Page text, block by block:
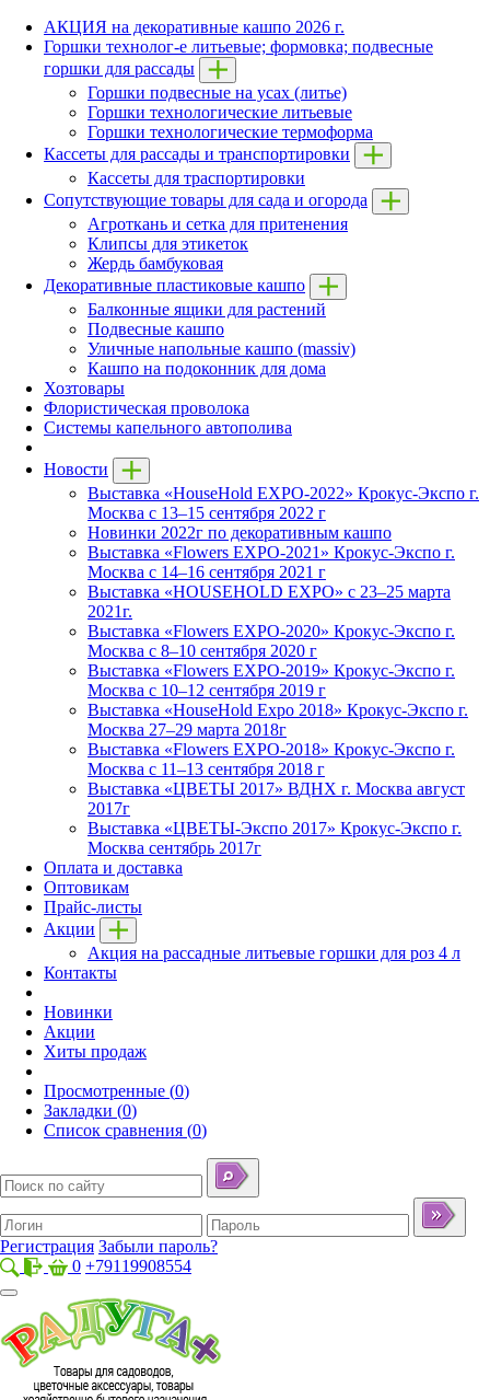
АКЦИЯ на декоративные кашпо 2026 г.
Горшки технолог-е литьевые; формовка; подвесные
горшки для рассады
Горшки подвесные на усах (литье)
Горшки технологические литьевые
Горшки технологические термоформа
Кассеты для рассады и транспортировки
Кассеты для траспортировки
Сопутствующие товары для сада и огорода
Агроткань и сетка для притенения
Клипсы для этикеток
Жердь бамбуковая
Декоративные пластиковые кашпо
Балконные ящики для растений
Подвесные кашпо
Уличные напольные кашпо (massiv)
Кашпо на подоконник для дома
Хозтовары
Флористическая проволока
Системы капельного автополива
Новости
Выставка «HouseHold EXPO-2022» Крокус-Экспо г.
Москва c 13–15 сентября 2022 г
Новинки 2022г по декоративным кашпо
Выставка «Flowers EXPO-2021» Крокус-Экспо г.
Москва c 14–16 сентября 2021 г
Выставка «HOUSEHOLD EXPO» с 23–25 марта
2021г.
Выставка «Flowers EXPO-2020» Крокус-Экспо г.
Москва c 8–10 сентября 2020 г
Выставка «Flowers EXPO-2019» Крокус-Экспо г.
Москва c 10–12 сентября 2019 г
Выставка «HouseHold Expo 2018» Крокус-Экспо г.
Москва 27–29 марта 2018г
Выставка «Flowers EXPO-2018» Крокус-Экспо г.
Москва c 11–13 сентября 2018 г
Выставка «ЦВЕТЫ 2017» ВДНХ г. Москва август
2017г
Выставка «ЦВЕТЫ-Экспо 2017» Крокус-Экспо г.
Москва сентябрь 2017г
Оплата и доставка
Оптовикам
Прайс-листы
Акции
Акция на рассадные литьевые горшки для роз 4 л
Контакты
Новинки
Акции
Хиты продаж
Просмотренные (0)
Закладки (0)
Список сравнения (0)
Регистрация Забыли пароль?
0 +79119908554